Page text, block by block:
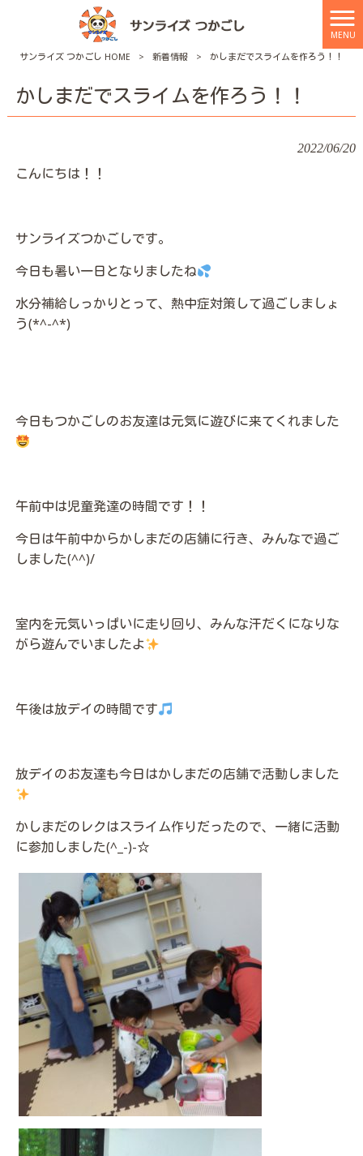
MENU
サンライズ つかごし HOME > 新着情報 > かしまだでスライムを作ろう！！
かしまだでスライムを作ろう！！
2022/06/20
こんにちは！！
サンライズつかごしです。
今日も暑い一日となりましたね
水分補給しっかりとって、熱中症対策して過ごしましょ
う(*^-^*)
今日もつかごしのお友達は元気に遊びに来てくれました
午前中は児童発達の時間です！！
今日は午前中からかしまだの店舗に行き、みんなで過ご
しました(^^)/
室内を元気いっぱいに走り回り、みんな汗だくになりな
がら遊んでいましたよ
午後は放デイの時間です
放デイのお友達も今日はかしまだの店舗で活動しました
かしまだのレクはスライム作りだったので、一緒に活動
に参加しました(^_-)-☆